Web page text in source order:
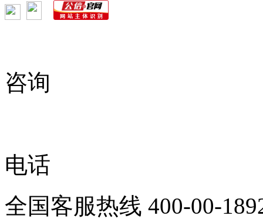
咨询
电话
全国客服热线 400-00-